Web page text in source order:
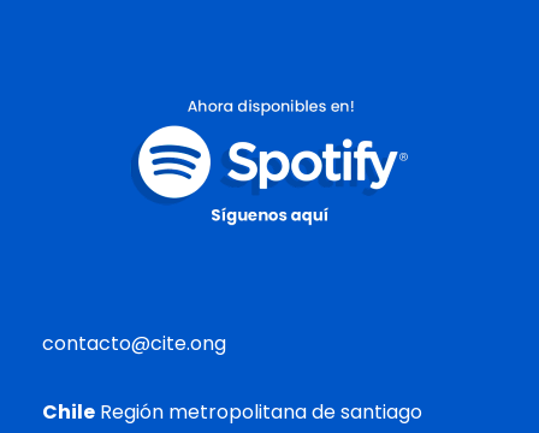
contacto@cite.ong
Chile Región metropolitana de santiago